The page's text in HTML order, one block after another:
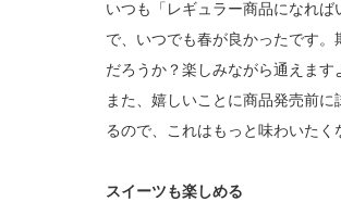
いつも「レギュラー商品になれ
で、いつでも春が良かったです
だろうか？楽しみながら通えます
また、嬉しいことに商品発売前
るので、これはもっと味わいたく
スイーツも楽しめる